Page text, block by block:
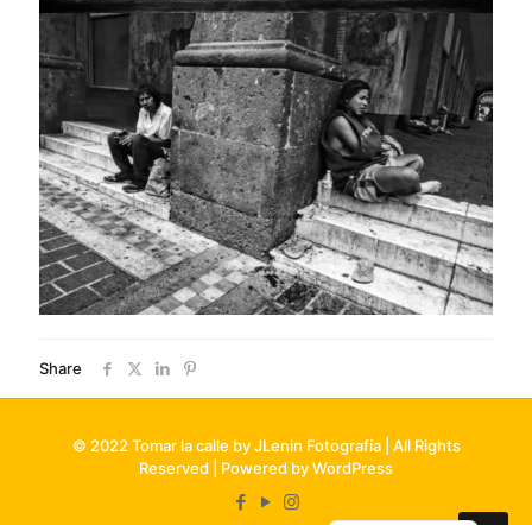
Share
© 2022 Tomar la calle by JLenin Fotografía | All Rights
Reserved | Powered by WordPressPortuguese